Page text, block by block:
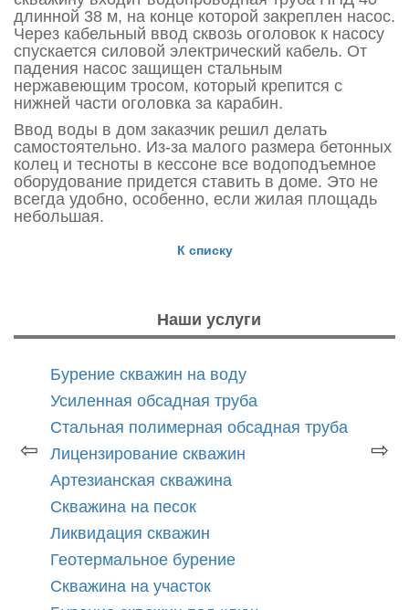
длинной 38 м, на конце которой закреплен насос.
Через кабельный ввод сквозь оголовок к насосу
спускается силовой электрический кабель. От
падения насос защищен стальным
нержавеющим тросом, который крепится с
нижней части оголовка за карабин.
Ввод воды в дом заказчик решил делать
самостоятельно. Из-за малого размера бетонных
колец и тесноты в кессоне все водоподъемное
оборудование придется ставить в доме. Это не
всегда удобно, особенно, если жилая площадь
небольшая.
К списку
Наши услуги
⇦
Бурение скважин на воду
Усиленная обсадная труба
Стальная полимерная обсадная труба
Лицензирование скважин
Артезианская скважина
Скважина на песок
Ликвидация скважин
Геотермальное бурение
Скважина на участок
⇨